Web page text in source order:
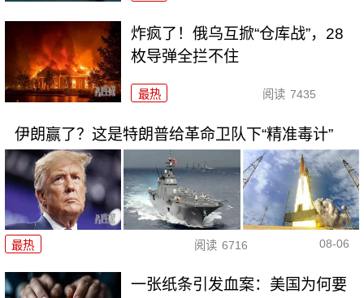
炸疯了！俄乌互掀“仓库战”，28
枚导弹全拦不住
最热 阅读 7435
伊朗赢了？这是特朗普给革命卫队下“精准毒计”
最热 阅读 6716 08-06
一张纸条引发血案：美国为何要